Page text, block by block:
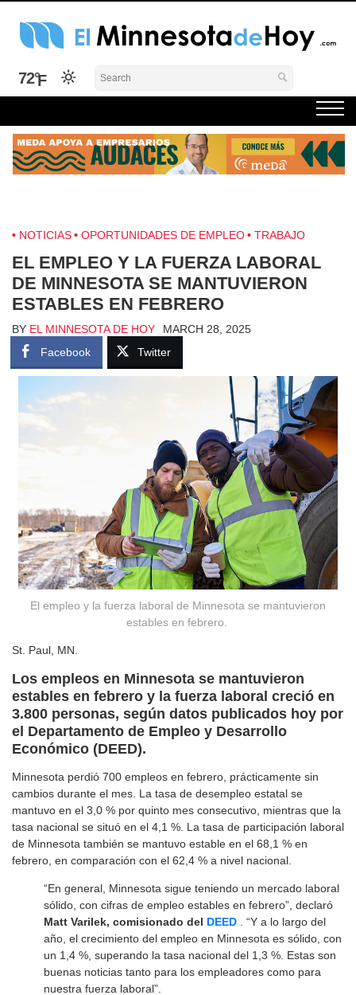
Skip
El Minnesota de Hoy Noticias
Latino Noticias Minnesota News
72°
NOTICIAS OPORTUNIDADES DE EMPLEO TRABAJO
EL EMPLEO Y LA FUERZA LABORAL
DE MINNESOTA SE MANTUVIERON
ESTABLES EN FEBRERO
BY EL MINNESOTA DE HOY
MARCH 28, 2025
Facebook
Twitter
El empleo y la fuerza laboral de Minnesota se mantuvieron
estables en febrero.
St. Paul, MN.
Los empleos en Minnesota se mantuvieron
estables en febrero y la fuerza laboral creció en
3.800 personas, según datos publicados hoy por
el Departamento de Empleo y Desarrollo
Económico (DEED).
Minnesota perdió 700 empleos en febrero, prácticamente sin
cambios durante el mes. La tasa de desempleo estatal se
mantuvo en el 3,0 % por quinto mes consecutivo, mientras que la
tasa nacional se situó en el 4,1 %. La tasa de participación laboral
de Minnesota también se mantuvo estable en el 68,1 % en
febrero, en comparación con el 62,4 % a nivel nacional.
“En general, Minnesota sigue teniendo un mercado laboral
sólido, con cifras de empleo estables en febrero”, declaró
Matt Varilek, comisionado del DEED . “Y a lo largo del
año, el crecimiento del empleo en Minnesota es sólido, con
un 1,4 %, superando la tasa nacional del 1,3 %. Estas son
buenas noticias tanto para los empleadores como para
nuestra fuerza laboral”.